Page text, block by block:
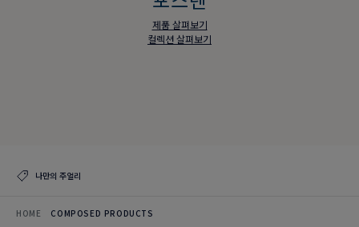
제품 살펴보기
컬렉션 살펴보기
나만의 주얼리
HOME COMPOSED PRODUCTS